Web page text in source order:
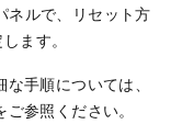
ネルで、リセット方
ます。
手順については、
ご参照ください。